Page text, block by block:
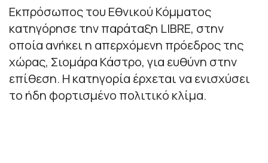
Εκπρόσωπος του Εθνικού Κόμματος
κατηγόρησε την παράταξη LIBRE, στην
οποία ανήκει η απερχόμενη πρόεδρος της
χώρας, Σιομάρα Κάστρο, για ευθύνη στην
επίθεση. Η κατηγορία έρχεται να ενισχύσει
το ήδη φορτισμένο πολιτικό κλίμα.